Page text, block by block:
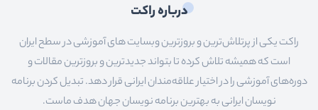
درباره راکت
راکت یکی از پرتلاش‌ترین و بروزترین وبسایت های آموزشی در سطح ایران
است که همیشه تلاش کرده تا بتواند جدیدترین و بروزترین مقالات و
دوره‌های آموزشی را در اختیار علاقه‌مندان ایرانی قرار دهد. تبدیل کردن برنامه
نویسان ایرانی به بهترین برنامه نویسان جهان هدف ماست.